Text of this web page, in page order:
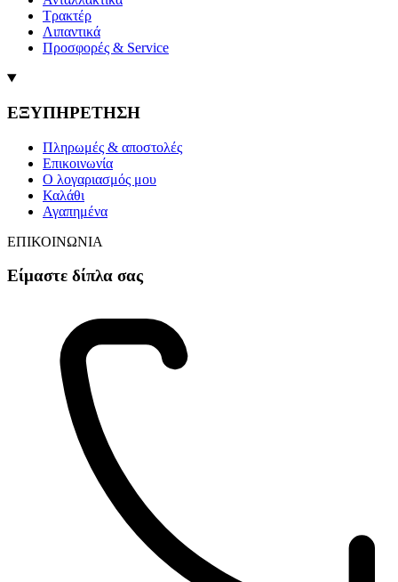
Τρακτέρ
Λιπαντικά
Προσφορές & Service
ΕΞΥΠΗΡΕΤΗΣΗ
Πληρωμές & αποστολές
Επικοινωνία
Ο λογαριασμός μου
Καλάθι
Αγαπημένα
ΕΠΙΚΟΙΝΩΝΙΑ
Είμαστε δίπλα σας